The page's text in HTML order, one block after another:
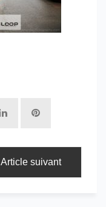
Article suivant